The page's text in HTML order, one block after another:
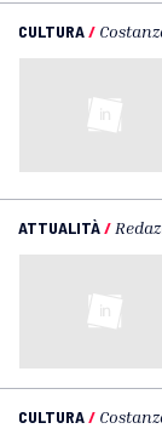
CULTURA/
ATTUALITÀ/
CULTURA/